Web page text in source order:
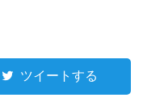
ツイートする